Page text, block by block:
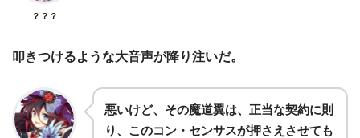
？？？
叩きつけるような大音声が降り注いだ。
悪いけど、その魔道翼は、正当な契約に則
り、このコン・センサスが押さえさせても